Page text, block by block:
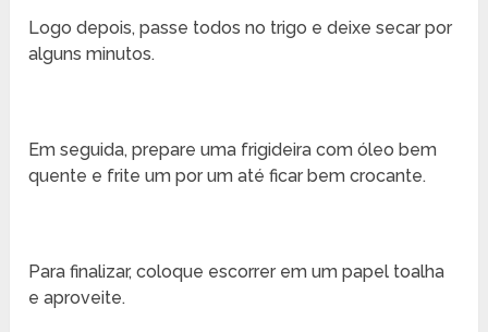
Logo depois, passe todos no trigo e deixe secar por
alguns minutos.
Em seguida, prepare uma frigideira com óleo bem
quente e frite um por um até ficar bem crocante.
Para finalizar, coloque escorrer em um papel toalha
e aproveite.